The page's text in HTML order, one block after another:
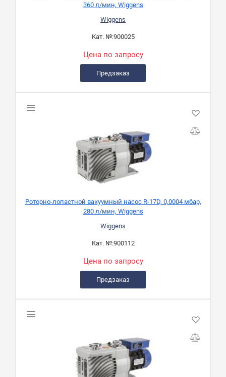
360 л/мин, Wiggens
Wiggens
Кат. №:900025
Цена по запросу
Предзаказ
Роторно-лопастной вакуумный насос R-17D, 0,0004 мбар,
280 л/мин, Wiggens
Wiggens
Кат. №:900112
Цена по запросу
Предзаказ